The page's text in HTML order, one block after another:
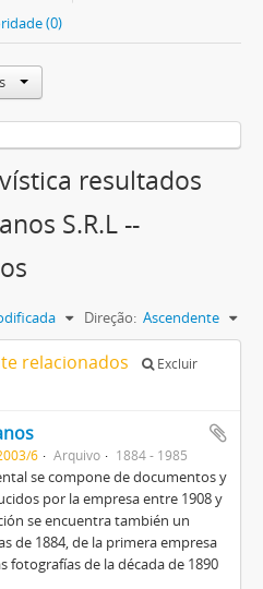
(0)
resultados
S.R.L --
Direção: Ascendente
relacionados
Excluir
6 Arquivo 1884 - 1985
se compone de documentos y
por la empresa entre 1908 y
se encuentra también un
de 1884, de la primera empresa
fotografías de la década de 1890